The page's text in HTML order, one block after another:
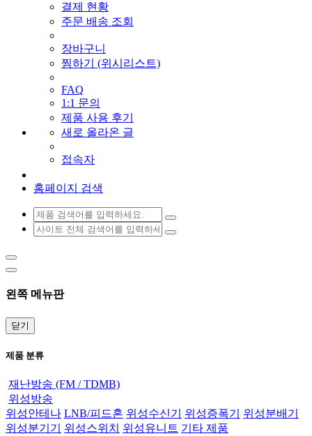
결제 현황
주문 배송 조회
장바구니
찜하기 (위시리스트)
FAQ
1:1 문의
제품 사용 후기
새로 올라온 글
접속자
홈페이지 검색
왼쪽 메뉴판
닫기
제품 분류
재난방송 (FM / TDMB)
위성방송
위성안테나 LNB/피드혼 위성수신기 위성증폭기
위성분배기
위성분기기
위성스위치 위성유니트 기타 제품